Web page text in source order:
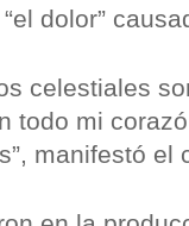
dolor”
celestiales
todo mi
manifestó el